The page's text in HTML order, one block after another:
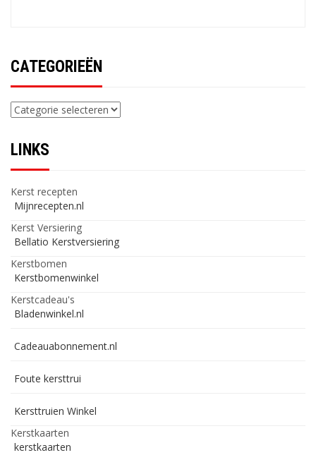
CATEGORIEËN
Categorieën
LINKS
Kerst recepten
Mijnrecepten.nl
Kerst Versiering
Bellatio Kerstversiering
Kerstbomen
Kerstbomenwinkel
Kerstcadeau's
Bladenwinkel.nl
Cadeauabonnement.nl
Foute kersttrui
Kersttruien Winkel
Kerstkaarten
kerstkaarten